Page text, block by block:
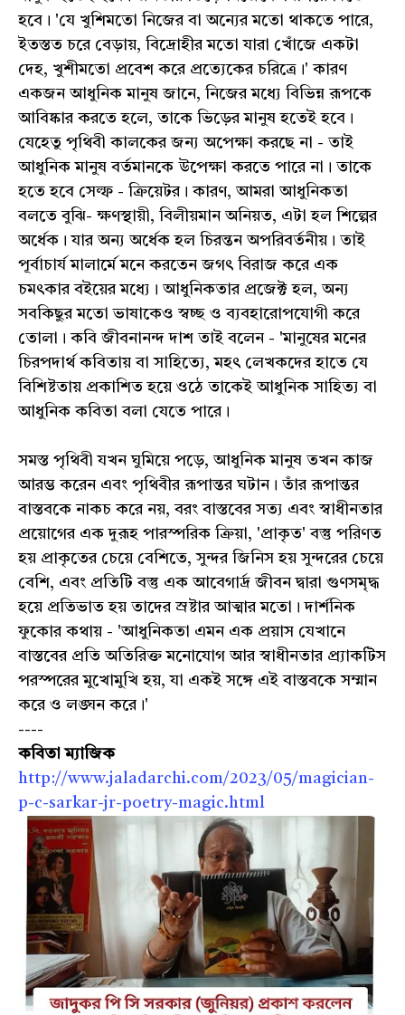
হবে। 'যে খুশিমতো নিজের বা অন্যের মতো থাকতে পারে,
ইতস্তত চরে বেড়ায়, বিদ্রোহীর মতো যারা খোঁজে একটা
দেহ, খুশীমতো প্রবেশ করে প্রত্যেকের চরিত্রে।' কারণ
একজন আধুনিক মানুষ জানে, নিজের মধ্যে বিভিন্ন রূপকে
আবিষ্কার করতে হলে, তাকে ভিড়ের মানুষ হতেই হবে।
যেহেতু পৃথিবী কালকের জন্য অপেক্ষা করছে না - তাই
আধুনিক মানুষ বর্তমানকে উপেক্ষা করতে পারে না। তাকে
হতে হবে সেল্ফ - ক্রিয়েটর। কারণ, আমরা আধুনিকতা
বলতে বুঝি- ক্ষণস্থায়ী, বিলীয়মান অনিয়ত, এটা হল শিল্পের
অর্ধেক। যার অন্য অর্ধেক হল চিরন্তন অপরিবর্তনীয়। তাই
পূর্বাচার্য মালার্মে মনে করতেন জগৎ বিরাজ করে এক
চমৎকার বইয়ের মধ্যে। আধুনিকতার প্রজেক্ট হল, অন্য
সবকিছুর মতো ভাষাকেও স্বচ্ছ ও ব্যবহারোপযোগী করে
তোলা। কবি জীবনানন্দ দাশ তাই বলেন - 'মানুষের মনের
চিরপদার্থ কবিতায় বা সাহিত্যে, মহৎ লেখকদের হাতে যে
বিশিষ্টতায় প্রকাশিত হয়ে ওঠে তাকেই আধুনিক সাহিত্য বা
আধুনিক কবিতা বলা যেতে পারে।
সমস্ত পৃথিবী যখন ঘুমিয়ে পড়ে, আধুনিক মানুষ তখন কাজ
আরম্ভ করেন এবং পৃথিবীর রূপান্তর ঘটান। তাঁর রূপান্তর
বাস্তবকে নাকচ করে নয়, বরং বাস্তবের সত্য এবং স্বাধীনতার
প্রয়োগের এক দুরূহ পারস্পরিক ক্রিয়া, 'প্রাকৃত' বস্তু পরিণত
হয় প্রাকৃতের চেয়ে বেশিতে, সুন্দর জিনিস হয় সুন্দরের চেয়ে
বেশি, এবং প্রতিটি বস্তু এক আবেগার্দ্র জীবন দ্বারা গুণসমৃদ্ধ
হয়ে প্রতিভাত হয় তাদের স্রষ্টার আত্মার মতো। দার্শনিক
ফুকোর কথায় - 'আধুনিকতা এমন এক প্রয়াস যেখানে
বাস্তবের প্রতি অতিরিক্ত মনোযোগ আর স্বাধীনতার প্র্যাকটিস
পরস্পরের মুখোমুখি হয়, যা একই সঙ্গে এই বাস্তবকে সম্মান
করে ও লঙ্ঘন করে।'
----
কবিতা ম্যাজিক
http://www.jaladarchi.com/2023/05/magician-
p-c-sarkar-jr-poetry-magic.html